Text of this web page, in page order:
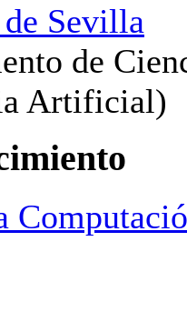
Sevilla
de
Artificial)